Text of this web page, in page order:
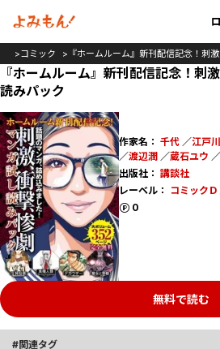
コミック 『ホームルーム』新刊配信記念！刺
『ホームルーム』新刊配信記念！刺
読みパック
作家名： 千代／江戸
／渡辺潤／蔵石ユウ ／
出版社： 講談社
レーベル：
コミック
0
ポイント
無料で読む
関連タグ